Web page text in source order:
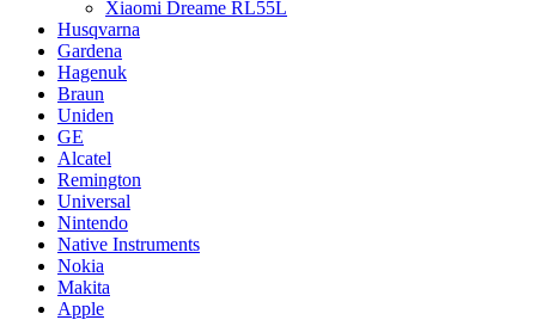
Xiaomi Dreame RL55L
Husqvarna
Gardena
Hagenuk
Braun
Uniden
GE
Alcatel
Remington
Universal
Nintendo
Native Instruments
Nokia
Makita
Apple